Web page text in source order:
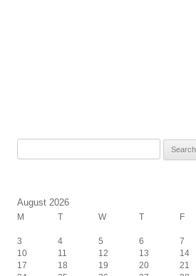
August 2026
M T W T F
3
4 5 6 7
10
11 12 13 14
17
18 19 20 21